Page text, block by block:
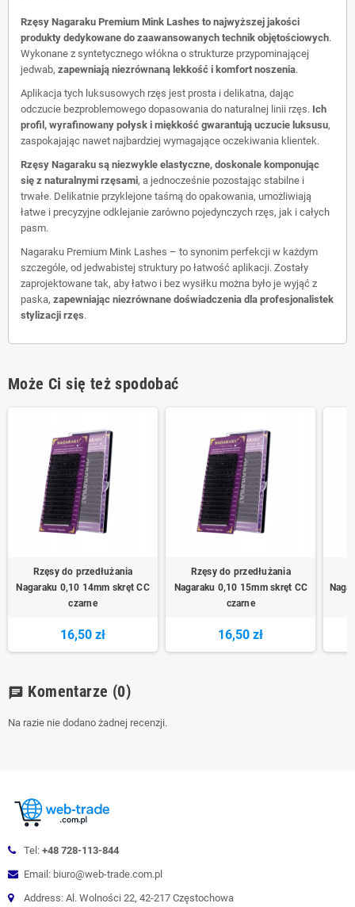
Rzęsy Nagaraku Premium Mink Lashes to najwyższej jakości
produkty dedykowane do zaawansowanych technik objętościowych.
Wykonane z syntetycznego włókna o strukturze przypominającej
jedwab, zapewniają niezrównaną lekkość i komfort noszenia.
Aplikacja tych luksusowych rzęs jest prosta i delikatna, dając
odczucie bezproblemowego dopasowania do naturalnej linii rzęs. Ich
profil, wyrafinowany połysk i miękkość gwarantują uczucie luksusu,
zaspokajając nawet najbardziej wymagające oczekiwania klientek.
Rzęsy Nagaraku są niezwykle elastyczne, doskonale komponując
się z naturalnymi rzęsami, a jednocześnie pozostając stabilne i
trwałe. Delikatnie przyklejone taśmą do opakowania, umożliwiają
łatwe i precyzyjne odklejanie zarówno pojedynczych rzęs, jak i całych
pasm.
Nagaraku Premium Mink Lashes – to synonim perfekcji w każdym
szczególe, od jedwabistej struktury po łatwość aplikacji. Zostały
zaprojektowane tak, aby łatwo i bez wysiłku można było je wyjąć z
paska, zapewniając niezrównane doświadczenia dla profesjonalistek
stylizacji rzęs.
Może Ci się też spodobać
Rzęsy do przedłużania
Nagaraku 0,10 14mm skręt CC
czarne
16,50 zł
Rzęsy do przedłużania
Nagaraku 0,10 15mm skręt CC
czarne
16,50 zł
chat Komentarze (0)
Na razie nie dodano żadnej recenzji.
Tel: +48 728-113-844
Email: biuro@web-trade.com.pl
Address: Al. Wolności 22, 42-217 Częstochowa